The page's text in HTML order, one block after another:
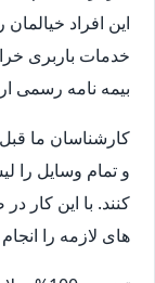
این افراد
خدمات باربری
بیمه نامه رسمی
کارشناسان ما
و تمام وسایل را
کنند. با این کار
های لازمه را